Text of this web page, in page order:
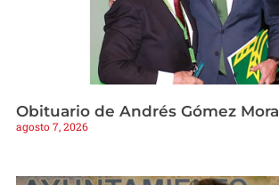
Obituario de Andrés Gómez Mora
agosto 7, 2026